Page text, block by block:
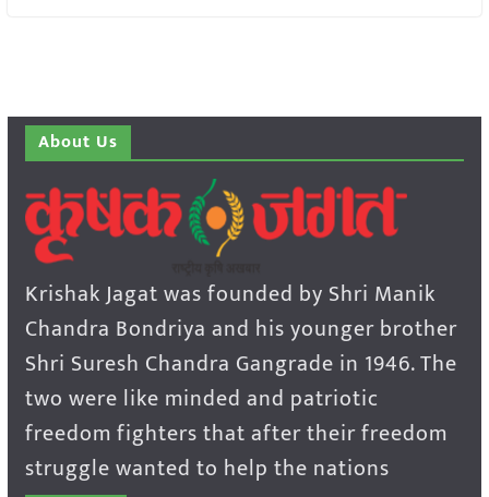
About Us
Krishak Jagat was founded by Shri Manik
Chandra Bondriya and his younger brother
Shri Suresh Chandra Gangrade in 1946. The
two were like minded and patriotic
freedom fighters that after their freedom
struggle wanted to help the nations